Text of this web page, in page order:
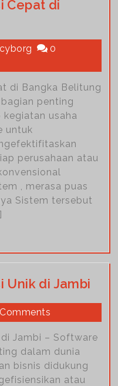
Cepat di
0
di Bangka Belitung
penting
kegiatan usaha
untuk
perusahaan atau
, merasa puas
Sistem tersebut
Unik di Jambi
Jambi – Software
dalam dunia
bisnis didukung
atau